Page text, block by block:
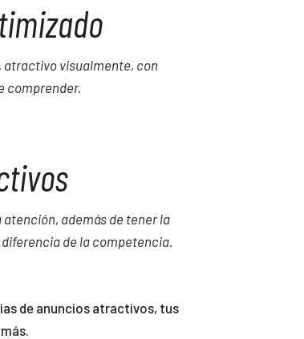
atractivo visualmente, con
comprender.
además de tener la
de la competencia.
de anuncios atractivos, tus